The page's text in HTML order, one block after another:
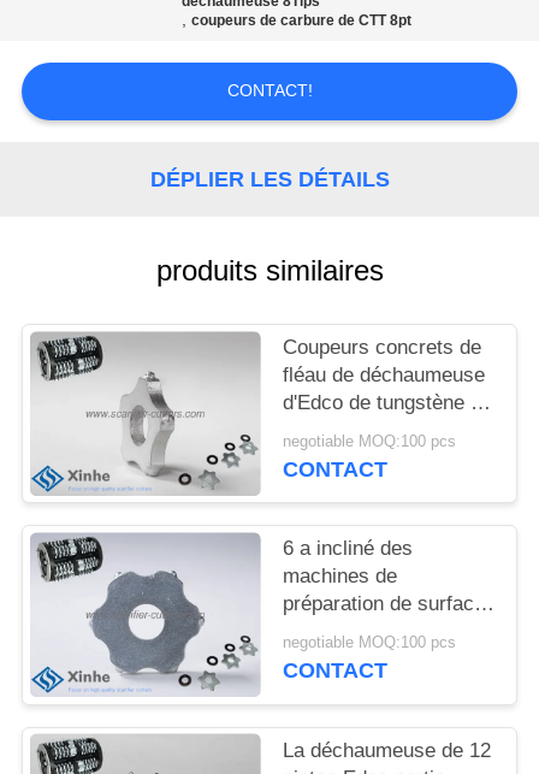
QUALITÉ
NOUS
CONTACTER
LES
AFFAIRES
DEMANDEZ
UN DEVIS
PLAN
DU
POLITIQUE
EN
,coupeurs de carbure de CTT 8pt
CONTACT!
DÉPLIER LES DÉTAILS
produits similaires
Coupeurs concrets de
fléau de déchaumeuse
d'Edco de tungstène de
5 pintes sur les
planeuses concrètes
negotiable MOQ:100 pcs
CONTACT
6 a incliné des
machines de
préparation de surface
de ciment de route de
coupeurs de tungstène
negotiable MOQ:100 pcs
CONTACT
La déchaumeuse de 12